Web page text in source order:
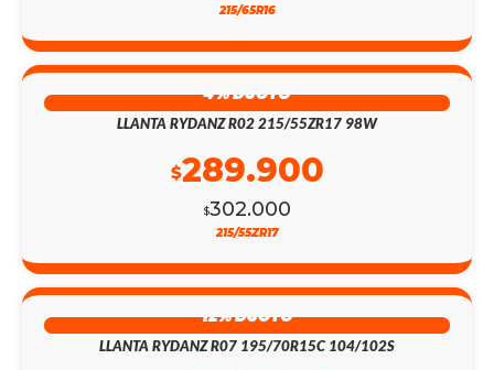
215/65R16
4% DSCTO
LLANTA RYDANZ R02 215/55ZR17 98W
$302.000
$289.900
215/55ZR17
12% DSCTO
LLANTA RYDANZ R07 195/70R15C 104/102S